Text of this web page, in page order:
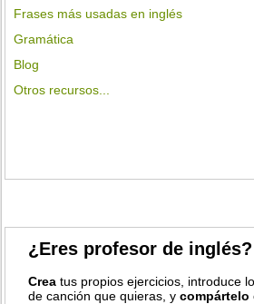
Frases más usadas en inglés
Gramática
Blog
Otros recursos...
¿Eres profesor de inglés?
Crea tus propios ejercicios, introduce
de canción que quieras, ycompártelo